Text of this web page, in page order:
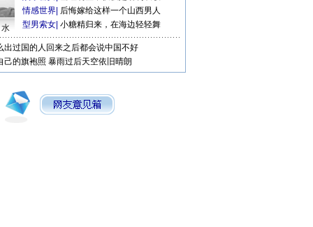
情感世界 后悔嫁给这样一个山西男人
型男索女 小糖精归来，在海边轻轻舞
出过国的人回来之后都会说中国不好
己的旗袍照 暴雨过后天空依旧晴朗